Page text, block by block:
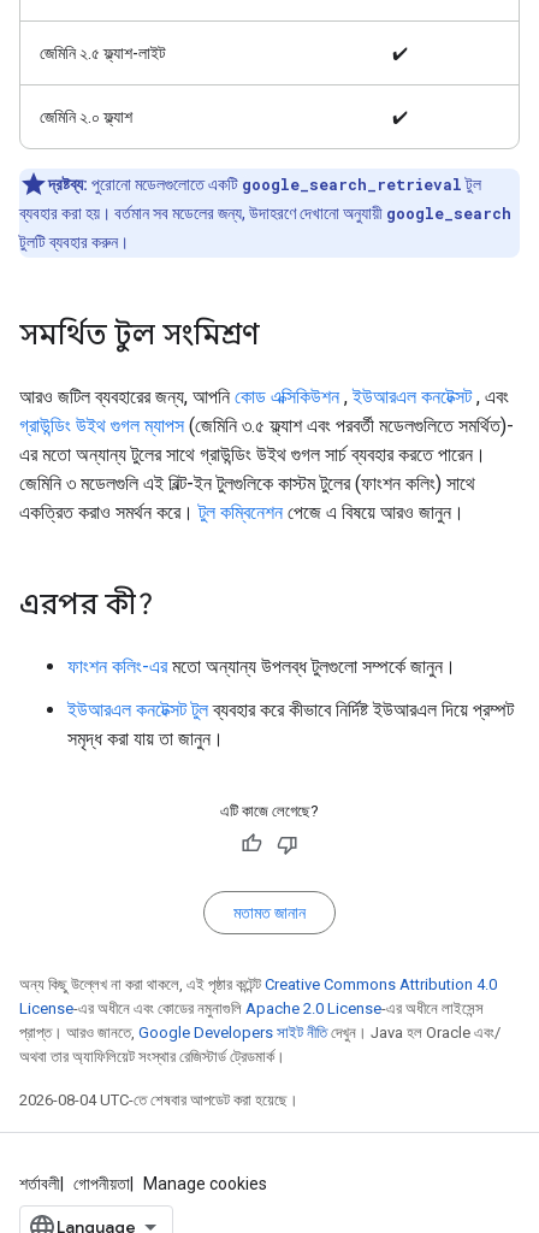
জেমিনি ২.৫ ফ্ল্যাশ-লাইট ✔️
জেমিনি ২.০ ফ্ল্যাশ ✔️
দ্রষ্টব্য: পুরোনো মডেলগুলোতে একটি google_search_retrievalটুল
ব্যবহার করা হয়। বর্তমান সব মডেলের জন্য, উদাহরণে দেখানো অনুযায়ী google_search
টুলটি ব্যবহার করুন।
সমর্থিত টুল সংমিশ্রণ
আরও জটিল ব্যবহারের জন্য, আপনি কোড এক্সিকিউশন,ইউআরএল কনটেক্সট, এবং
গ্রাউন্ডিং উইথ গুগল ম্যাপস(জেমিনি ৩.৫ ফ্ল্যাশ এবং পরবর্তী মডেলগুলিতে সমর্থিত)-
এর মতো অন্যান্য টুলের সাথে গ্রাউন্ডিং উইথ গুগল সার্চ ব্যবহার করতে পারেন।
জেমিনি ৩ মডেলগুলি এই বিল্ট-ইন টুলগুলিকে কাস্টম টুলের (ফাংশন কলিং) সাথে
একত্রিত করাও সমর্থন করে।টুল কম্বিনেশনপেজে এ বিষয়ে আরও জানুন।
এরপর কী?
ফাংশন কলিং-এরমতো অন্যান্য উপলব্ধ টুলগুলো সম্পর্কে জানুন।
ইউআরএল কনটেক্সট টুলব্যবহার করে কীভাবে নির্দিষ্ট ইউআরএল দিয়ে প্রম্পট
সমৃদ্ধ করা যায় তা জানুন।
এটি কাজে লেগেছে?
মতামত জানান
অন্য কিছু উল্লেখ না করা থাকলে, এই পৃষ্ঠার কন্টেন্ট Creative Commons Attribution 4.0
License-এর অধীনে এবং কোডের নমুনাগুলি Apache 2.0 License-এর অধীনে লাইসেন্স
প্রাপ্ত। আরও জানতে, Google Developers সাইট নীতিদেখুন। Java হল Oracle এবং/
অথবা তার অ্যাফিলিয়েট সংস্থার রেজিস্টার্ড ট্রেডমার্ক।
2026-08-04 UTC-তে শেষবার আপডেট করা হয়েছে।
শর্তাবলী গোপনীয়তা Manage cookies